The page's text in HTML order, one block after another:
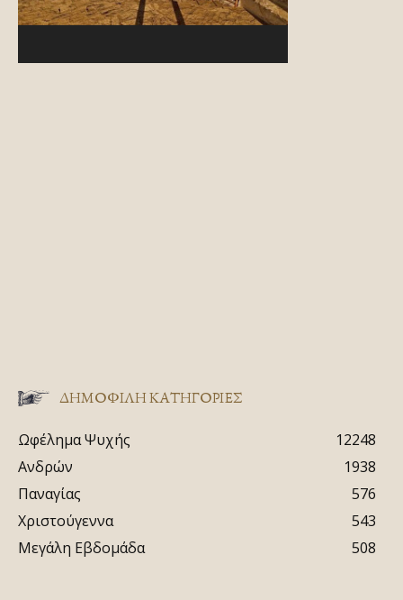
ΔΗΜΟΦΙΛΗ ΚΑΤΗΓΟΡΙΕΣ
Ωφέλημα Ψυχής
12248
Ανδρών
1938
Παναγίας
576
Χριστούγεννα
543
Μεγάλη Εβδομάδα
508